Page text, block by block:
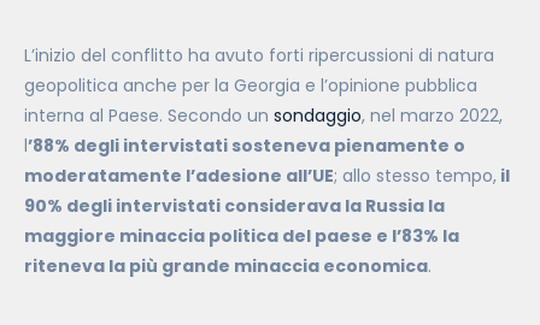
L’inizio del conflitto ha avuto forti ripercussioni di natura
geopolitica anche per la Georgia e l’opinione pubblica
interna al Paese. Secondo un sondaggio, nel marzo 2022,
l’88% degli intervistati sosteneva pienamente o
moderatamente l’adesione all’UE; allo stesso tempo, il
90% degli intervistati considerava la Russia la
maggiore minaccia politica del paese e l’83% la
riteneva la più grande minaccia economica.